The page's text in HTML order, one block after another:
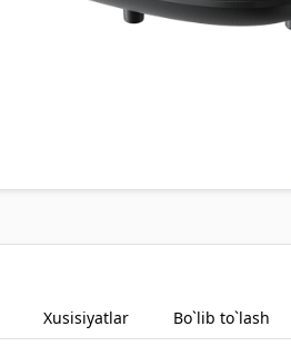
Xusisiyatlar Bo`lib to`lash